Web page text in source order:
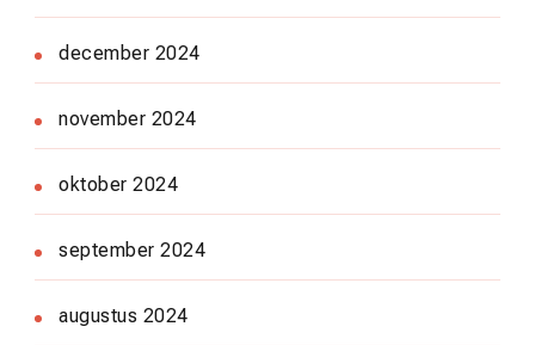
december 2024
november 2024
oktober 2024
september 2024
augustus 2024